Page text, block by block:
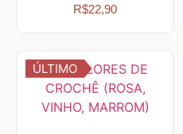
Jardim – Garden –
R$22,90
ÚLTIMO